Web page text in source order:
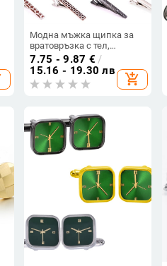
Модна мъжка щипка за
вратовръзка с тел,
кристална черупка,
щипка за вратовръзка за
бизнес мъже, фабрична
цена, разпродажба
7.75 - 9.87 € /
15.16 - 19.30 лв
add_shopping_cart